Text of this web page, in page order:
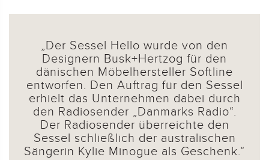
Der Sessel Hello wurde von den
Designern Busk+Hertzog für den
dänischen Möbelhersteller Softline
entworfen. Den Auftrag für den Sessel
erhielt das Unternehmen dabei durch
den Radiosender „Danmarks Radio“.
Der Radiosender überreichte den
Sessel schließlich der australischen
Sängerin Kylie Minogue als Geschenk.